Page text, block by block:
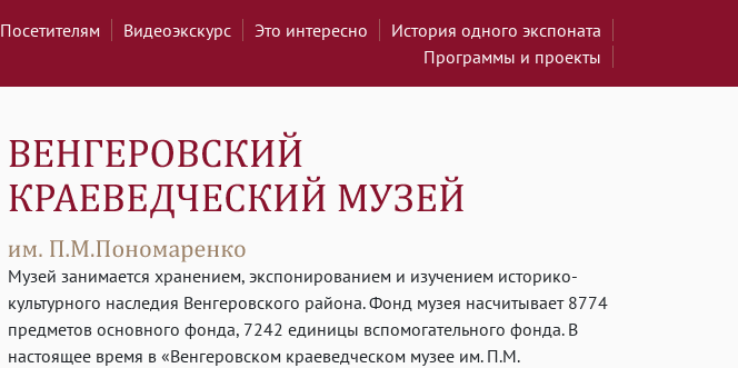
Посетителям Видеоэкскурс Это интересно
История одного экспоната
Программы и проекты
Музей занимается хранением, экспонированием и изучением историко-
культурного наследия Венгеровского района. Фонд музея насчитывает 8774
предметов основного фонда, 7242 единицы вспомогательного фонда. В
настоящее время в «Венгеровском краеведческом музее им. П.М.